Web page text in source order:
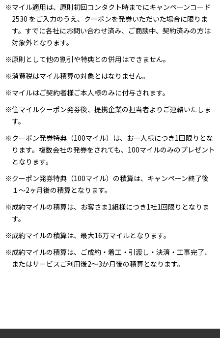
※マイル適用は、原則初回コンタクト時までにキャンペーンコード
2530 をご入力のうえ、クーポンを発券いただいた場合に限りま
す。すでに各社にお問い合わせ済み、ご商談中、契約済みの方は
対象外となります。
※原則として他の割引や特典との併用はできません。
※消費税はマイル積算の対象とはなりません。
※マイルはご契約者様ご本人様のみに付与されます。
※住マイルクーポン発券後、提携企業の担当者よりご連絡いたしま
す。
※クーポン発券特典（100マイル）は、お一人様につき1回限りとな
ります。複数会社の発券をされても、100マイルのみのプレゼント
となります。
※クーポン発券特典（100マイル）の積算は、キャンペーン終了後
１～2ヶ月後の積算となります。
※成約マイルの積算は、お客さま1組様につき1社1回限りとなりま
す。
※成約マイルの積算は、最大16万マイルとなります。
※成約マイルの積算は、ご成約・着工・引渡し・決済・工事完了、
またはサービスご利用後2～3か月後の積算となります。